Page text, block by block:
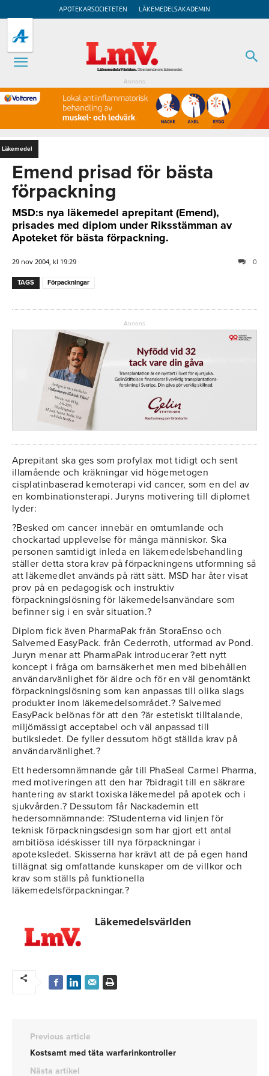
APOTEKARSOCIETETEN LÄKEMEDELSAKADEMIN
Annons
Läkemedel
Emend prisad för bästa
förpackning
MSD:s nya läkemedel aprepitant (Emend),
prisades med diplom under Riksstämman av
Apoteket för bästa förpackning.
29 nov 2004, kl 19:29 0
TAGS Förpackningar
Annons
Aprepitant ska ges som profylax mot tidigt och sent
illamående och kräkningar vid högemetogen
cisplatinbaserad kemoterapi vid cancer, som en del av
en kombinationsterapi. Juryns motivering till diplomet
lyder:
?Besked om cancer innebär en omtumlande och
chockartad upplevelse för många människor. Ska
personen samtidigt inleda en läkemedelsbehandling
ställer detta stora krav på förpackningens utformning så
att läkemedlet används på rätt sätt. MSD har åter visat
prov på en pedagogisk och instruktiv
förpackningslösning för läkemedelsanvändare som
befinner sig i en svår situation.?
Diplom fick även PharmaPak från StoraEnso och
Salvemed EasyPack. från Cederroth, utformad av Pond.
Juryn menar att PharmaPak introducerar ?ett nytt
koncept i fråga om barnsäkerhet men med bibehållen
användarvänlighet för äldre och för en väl genomtänkt
förpackningslösning som kan anpassas till olika slags
produkter inom läkemedelsområdet.? Salvemed
EasyPack belönas för att den ?är estetiskt tilltalande,
miljömässigt acceptabel och väl anpassad till
butiksledet. De fyller dessutom högt ställda krav på
användarvänlighet.?
Ett hedersomnämnande går till PhaSeal Carmel Pharma,
med motiveringen att den har ?bidragit till en säkrare
hantering av starkt toxiska läkemedel på apotek och i
sjukvården.? Dessutom får Nackademin ett
hedersomnämnande: ?Studenterna vid linjen för
teknisk förpackningsdesign som har gjort ett antal
ambitiösa idéskisser till nya förpackningar i
apoteksledet. Skisserna har krävt att de på egen hand
tillägnat sig omfattande kunskaper om de villkor och
krav som ställs på funktionella
läkemedelsförpackningar.?
Läkemedelsvärlden
Previous article
Kostsamt med täta warfarinkontroller
Nästa artikel